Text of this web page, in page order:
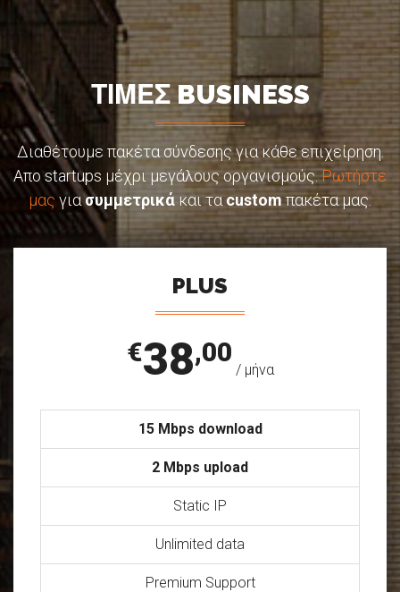
ΤΙΜΕΣ BUSINESS
Διαθέτουμε πακέτα σύνδεσης για κάθε επιχείρηση.
Απο startups μέχρι μεγάλους οργανισμούς.Ρωτήστε
μας γιασυμμετρικάκαι τα customπακέτα μας.
PLUS
€38,00
/ μήνα
15 Mbps download
2 Mbps upload
Static IP
Unlimited data
Premium Support